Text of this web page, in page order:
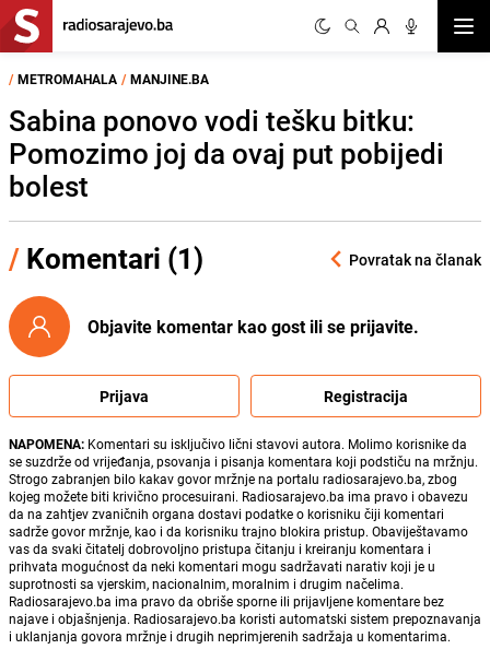
/ METROMAHALA / MANJINE.BA
Sabina ponovo vodi tešku bitku:
Pomozimo joj da ovaj put pobijedi
bolest
/ Komentari (1) Povratak na članak
Objavite komentar kao gost ili se prijavite.
Prijava Registracija
NAPOMENA: Komentari su isključivo lični stavovi autora. Molimo korisnike da
se suzdrže od vrijeđanja, psovanja i pisanja komentara koji podstiču na mržnju.
Strogo zabranjen bilo kakav govor mržnje na portalu radiosarajevo.ba, zbog
kojeg možete biti krivično procesuirani. Radiosarajevo.ba ima pravo i obavezu
da na zahtjev zvaničnih organa dostavi podatke o korisniku čiji komentari
sadrže govor mržnje, kao i da korisniku trajno blokira pristup. Obaviještavamo
vas da svaki čitatelj dobrovoljno pristupa čitanju i kreiranju komentara i
prihvata mogućnost da neki komentari mogu sadržavati narativ koji je u
suprotnosti sa vjerskim, nacionalnim, moralnim i drugim načelima.
Radiosarajevo.ba ima pravo da obriše sporne ili prijavljene komentare bez
najave i objašnjenja. Radiosarajevo.ba koristi automatski sistem prepoznavanja
i uklanjanja govora mržnje i drugih neprimjerenih sadržaja u komentarima.